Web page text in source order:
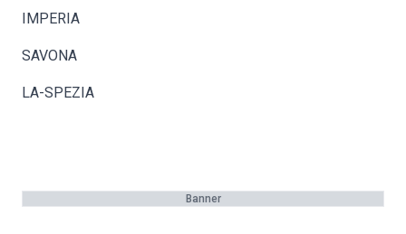
IMPERIA
SAVONA
LA-SPEZIA
Banner